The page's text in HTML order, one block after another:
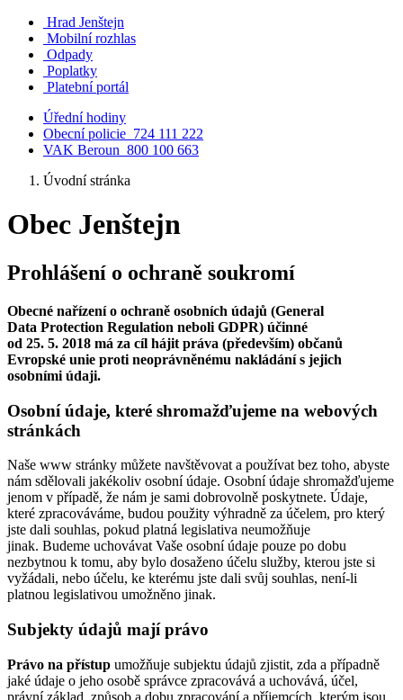
Hrad Jenštejn
Mobilní rozhlas
Odpady
Poplatky
Platební portál
Úřední hodiny
Obecní policie 724 111 222
VAK Beroun 800 100 663
Úvodní stránka
Obec Jenštejn
Prohlášení o ochraně soukromí
Obecné nařízení o ochraně osobních údajů (General
Data Protection Regulation neboli GDPR) účinné
od 25. 5. 2018 má za cíl hájit práva (především) občanů
Evropské unie proti neoprávněnému nakládání s jejich
osobními údaji.
Osobní údaje, které shromažďujeme na webových
stránkách
Naše www stránky můžete navštěvovat a používat bez toho, abyste
nám sdělovali jakékoliv osobní údaje. Osobní údaje shromažďujeme
jenom v případě, že nám je sami dobrovolně poskytnete. Údaje,
které zpracováváme, budou použity výhradně za účelem, pro který
jste dali souhlas, pokud platná legislativa neumožňuje
jinak. Budeme uchovávat Vaše osobní údaje pouze po dobu
nezbytnou k tomu, aby bylo dosaženo účelu služby, kterou jste si
vyžádali, nebo účelu, ke kterému jste dali svůj souhlas, není-li
platnou legislativou umožněno jinak.
Subjekty údajů mají právo
Právo na přístup umožňuje subjektu údajů zjistit, zda a případně
jaké údaje o jeho osobě správce zpracovává a uchovává, účel,
právní základ, způsob a dobu zpracování a příjemcích, kterým jsou